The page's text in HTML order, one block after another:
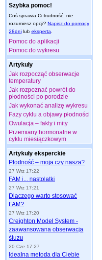
Szybka pomoc!
Coś sprawia Ci trudność, nie
rozumiesz opcji? Napisz do pomocy
28dni lub eksperta
Pomoc do aplikacji
Pomoc do wykresu
Artykuły
Jak rozpocząć obserwacje
temperatury
Jak rozpoznać powrót do
płodności po porodzie
Jak wykonać analizę wykresu
Fazy cyklu a objawy płodności
Owulacja – fakty i mity
Przemiany hormonalne w
cyklu miesiączkowym
Artykuły eksperckie
Płodność – moja czy nasza?
27 Wrz 17:22
FAM i... nastolatki
27 Wrz 17:21
Dlaczego warto stosować
FAM?
27 Wrz 17:20
Creighton Model System -
zaawansowana obserwacja
śluzu
20 Cze 17:27
Idealna metoda dla Ciebie